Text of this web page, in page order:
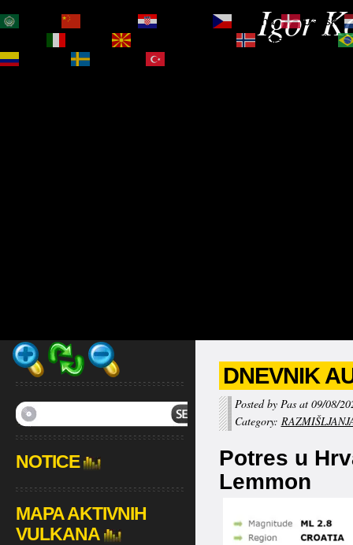
Igor
DNEVNIK
Posted by Pas at 09/08/
Category:
Potres u
Lemmon
NOTICE
MAPA AKTIVNIH
VULKANA
Čeština‎
Dansk
Norsk bokmål